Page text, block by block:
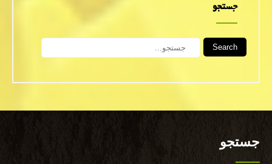
جستجو
Search
جستجو